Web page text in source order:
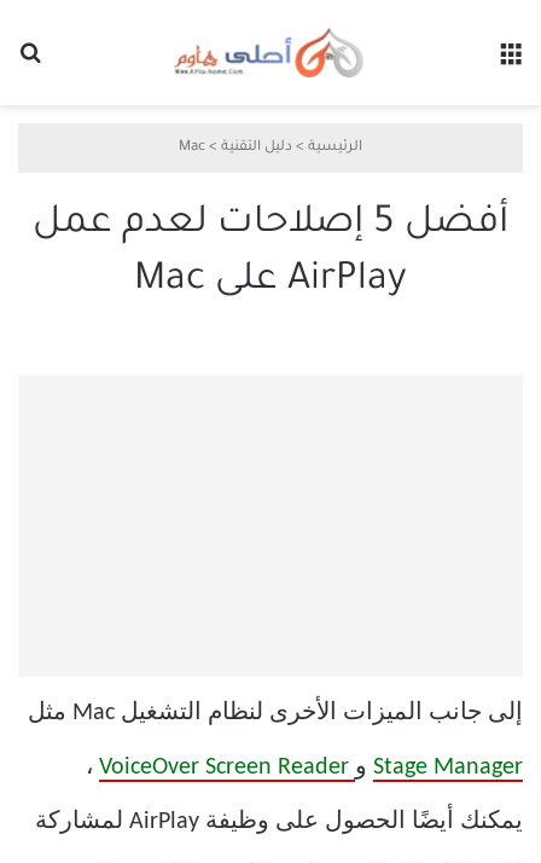
الرئيسية > دليل التقنية >
Mac
أفضل 5 إصلاحات لعدم عمل
AirPlay على Mac
إلى جانب الميزات الأخرى لنظام التشغيل Mac مثل
Stage Manager و ،
يمكنك أيضًا الحصول على وظيفة AirPlay لمشاركة